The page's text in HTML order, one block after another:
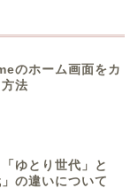
のホーム画面をカ
法
「ゆとり世代」と
」の違いについて